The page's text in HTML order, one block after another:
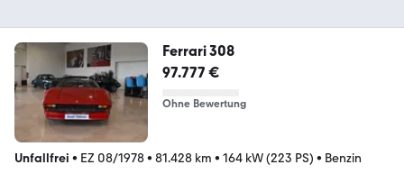
Ferrari 308
97.777 €
Ohne Bewertung
Unfallfrei • EZ 08/1978• 81.428 km • 164 kW (223 PS) • Benzin